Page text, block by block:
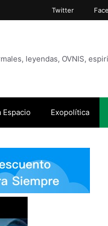
Twitter
leyendas, OVNIS,
Espacio Exopolítica